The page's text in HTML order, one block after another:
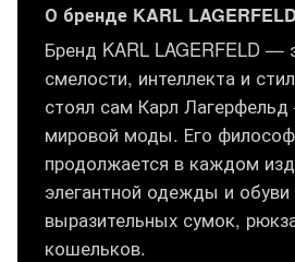
О бренде KARL
Бренд KARL LAGERFELD —
смелости, интеллекта и
стоял сам Карл
мировой моды. Его
продолжается в каждом
элегантной одежды и
выразительных сумок,
кошельков.